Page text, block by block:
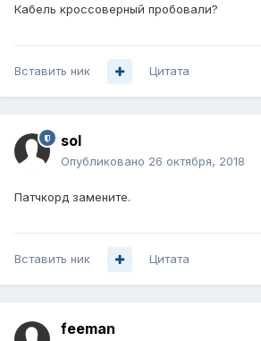
Кабель кроссоверный пробовали?
Вставить ник Цитата
sol
Опубликовано 26 октября, 2018
Патчкорд замените.
Вставить ник Цитата
feeman